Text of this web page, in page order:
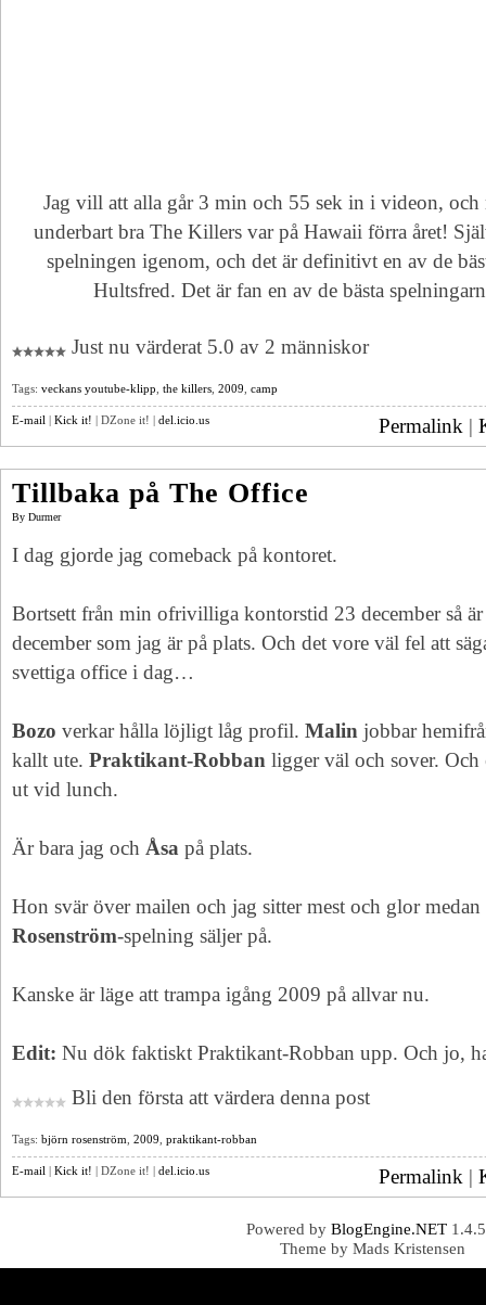
Jag vill att alla går 3 min och 55 sek in i videon,
underbart bra The Killers var på Hawaii förra året!
spelningen igenom, och det är definitivt en av de
Hultsfred. Det är fan en av de bästa
Just nu värderat 5.0 av 2 människor
Tags: veckans youtube-klipp the killers 2009 camp
E-mail | Kick it! | DZone it! | del.icio.us Permalink |
Tillbaka på The Office
By Durmer
I dag gjorde jag comeback på kontoret.
Bortsett från min ofrivilliga kontorstid 23 december så är
december som jag är på plats. Och det vore väl fel att
svettiga office i dag…
Bozo verkar hålla löjligt låg profil. Malin jobbar
kallt ute. Praktikant-Robban ligger väl och sover.
ut vid lunch.
Är bara jag och Åsa på plats.
Hon svär över mailen och jag sitter mest och glor
Rosenström-spelning säljer på.
Kanske är läge att trampa igång 2009 på allvar nu.
Edit: Nu dök faktiskt Praktikant-Robban upp. Och jo,
Bli den första att värdera denna post
Tags: björn rosenström 2009 praktikant-robban
E-mail | Kick it! | DZone it! | del.icio.us Permalink |
Powered by BlogEngine.NET
Theme by Mads Kristensen